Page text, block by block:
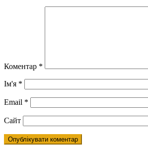
Коментар *
Ім'я *
Email *
Сайт